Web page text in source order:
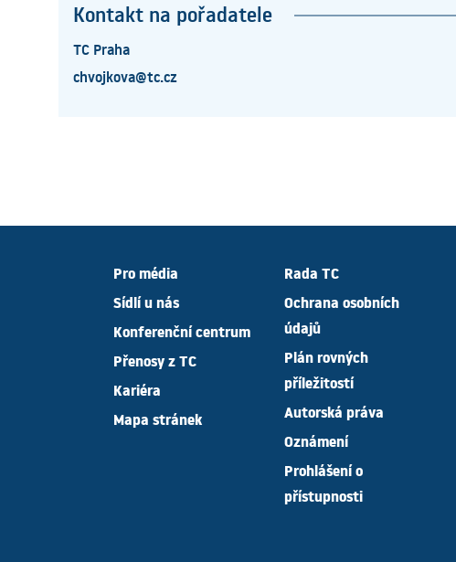
Kontakt na pořadatele
TC Praha
chvojkova@tc.cz
Pro média
Sídlí u nás
Konferenční centrum
Přenosy z TC
Kariéra
Mapa stránek
Rada TC
Ochrana osobních
údajů
Plán rovných
příležitostí
Autorská práva
Oznámení
Prohlášení o
přístupnosti